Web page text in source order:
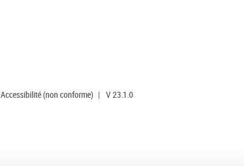
Accessibilité (non conforme) | V 23.1.0